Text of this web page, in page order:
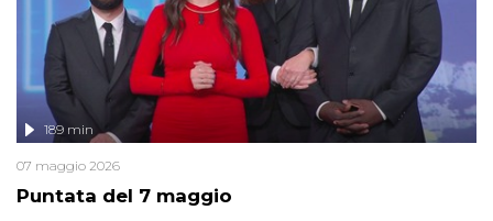
Puntata del 7 maggio
189 min
07 maggio 2026